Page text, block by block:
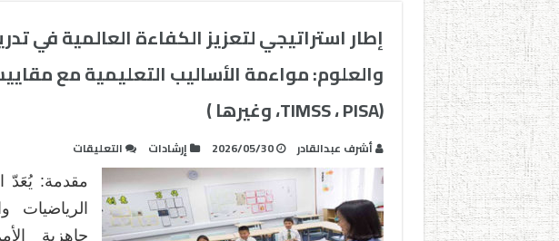
إطار استراتيجي لتعزيز الكفاءة العالمية في
والعلوم: مواءمة الأساليب التعليمية مع
(TIMSS ، PISA، وغيرها )
أشرف عبدالقادر 2026/05/30 إرشادات التعليقات
استراتيجي
لتعزيز
الكفاءة
مقدمة: يُعَدّ
الرياضيات
جاهزية